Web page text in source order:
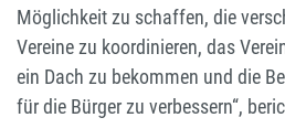
Möglichkeit zu schaffen, die
Vereine zu koordinieren, das
ein Dach zu bekommen und die
für die Bürger zu verbessern“,